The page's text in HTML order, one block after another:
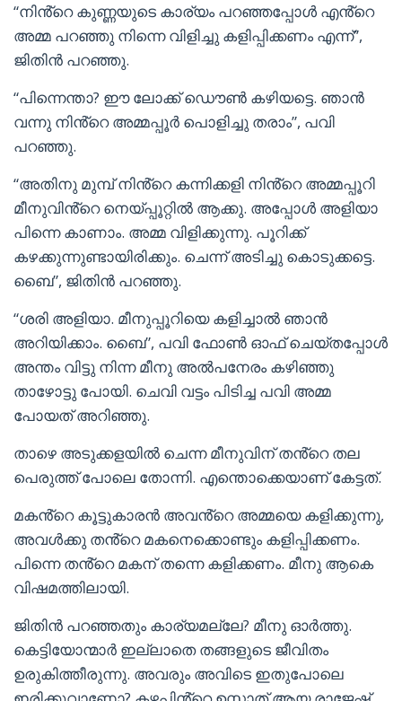
“നിൻ്റെ കുണ്ണയുടെ കാര്യം പറഞ്ഞപ്പോൾ എൻ്റെ
അമ്മ പറഞ്ഞു നിന്നെ വിളിച്ചു കളിപ്പിക്കണം എന്ന്”,
ജിതിൻ പറഞ്ഞു.
“പിന്നെന്താ? ഈ ലോക്ക് ഡൌൺ കഴിയട്ടെ. ഞാൻ
വന്നു നിൻ്റെ അമ്മപ്പൂർ പൊളിച്ചു തരാം”, പവി
പറഞ്ഞു.
“അതിനു മുമ്പ് നിൻ്റെ കന്നിക്കളി നിൻ്റെ അമ്മപ്പൂറി
മീനുവിൻ്റെ നെയ്‌പ്പൂറ്റിൽ ആക്കു. അപ്പോൾ അളിയാ
പിന്നെ കാണാം. അമ്മ വിളിക്കുന്നു. പൂറിക്ക്‌
കഴക്കുന്നുണ്ടായിരിക്കും. ചെന്ന് അടിച്ചു കൊടുക്കട്ടെ.
ബൈ”, ജിതിൻ പറഞ്ഞു.
“ശരി അളിയാ. മീനുപ്പൂറിയെ കളിച്ചാൽ ഞാൻ
അറിയിക്കാം. ബൈ”, പവി ഫോൺ ഓഫ് ചെയ്തപ്പോൾ
അന്തം വിട്ടു നിന്ന മീനു അൽപനേരം കഴിഞ്ഞു
താഴോട്ടു പോയി. ചെവി വട്ടം പിടിച്ച പവി അമ്മ
പോയത് അറിഞ്ഞു.
താഴെ അടുക്കളയിൽ ചെന്ന മീനുവിന് തൻ്റെ തല
പെരുത്ത് പോലെ തോന്നി. എന്തൊക്കെയാണ് കേട്ടത്.
മകൻ്റെ കൂട്ടുകാരൻ അവൻ്റെ അമ്മയെ കളിക്കുന്നു,
അവൾക്കു തൻ്റെ മകനെക്കൊണ്ടും കളിപ്പിക്കണം.
പിന്നെ തൻ്റെ മകന് തന്നെ കളിക്കണം. മീനു ആകെ
വിഷമത്തിലായി.
ജിതിൻ പറഞ്ഞതും കാര്യമല്ലേ? മീനു ഓർത്തു.
കെട്ടിയോന്മാർ ഇല്ലാതെ തങ്ങളുടെ ജീവിതം
ഉരുകിത്തീരുന്നു. അവരും അവിടെ ഇതുപോലെ